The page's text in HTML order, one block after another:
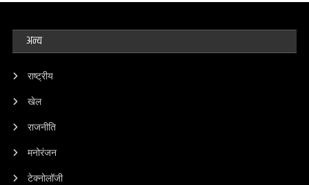
अन्य
राष्ट्रीय
खेल
राजनीति
मनोरंजन
टेक्नोलॉजी